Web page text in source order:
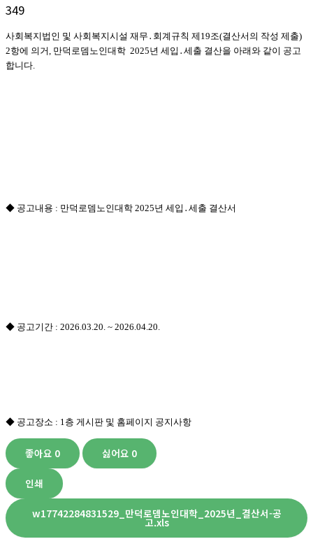
349
사회복지법인 및 사회복지시설 재무 ․ 회계규칙 제 19조(결산서의 작성 제출)
2항에 의거 만덕로뎀노인대학 2025년 세입 ․ 세출 결산을 아래와 같이 공고
합니다
◆ 공고내용 : 만덕로뎀노인대학 2025년 세입 ․ 세출 결산서
◆ 공고기간 : 2026.03.20. ~ 2026.04.20.
◆ 공고장소 : 1층 게시판 및 홈페이지 공지사항
좋아요 0 싫어요 0
인쇄
w17742284831529_만덕로뎀노인대학_2025년_결산서-공
고.xls